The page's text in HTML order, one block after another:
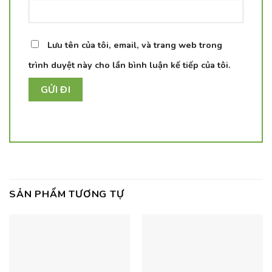
Lưu tên của tôi, email, và trang web trong
trình duyệt này cho lần bình luận kế tiếp của tôi.
SẢN PHẨM TƯƠNG TỰ